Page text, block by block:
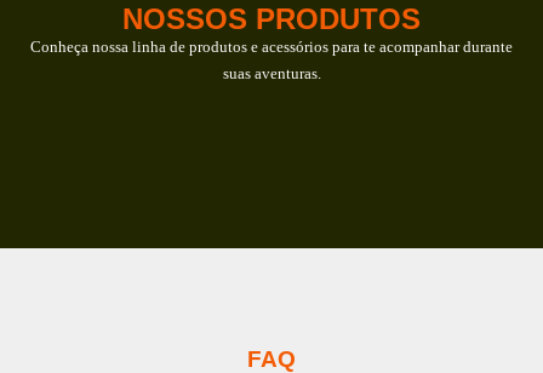
NOSSOS PRODUTOS
Conheça nossa linha de produtos e acessórios para te acompanhar durante
suas aventuras.
FAQ